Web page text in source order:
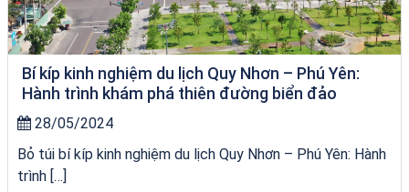
Bí kíp kinh nghiệm du lịch Quy Nhơn – Phú Yên:
Hành trình khám phá thiên đường biển đảo
28/05/2024
Bỏ túi bí kíp kinh nghiệm du lịch Quy Nhơn – Phú Yên: Hành
trình […]